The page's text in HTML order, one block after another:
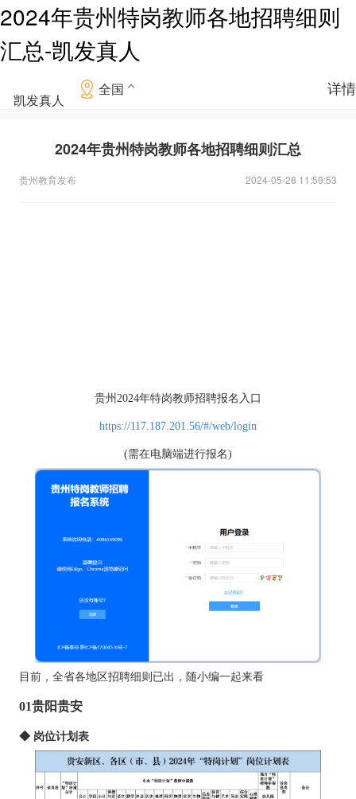
2024年贵州特岗教师各地招聘细则
汇总-凯发真人
凯发真人
全国 详情
2024年贵州特岗教师各地招聘细则汇总
贵州教育发布 2024-05-28 11:59:53
贵州2024年特岗教师招聘报名入口
https://117.187.201.56/#/web/login
(需在电脑端进行报名)
目前，全省各地区招聘细则已出，随小编一起来看
01贵阳贵安
◆ 岗位计划表